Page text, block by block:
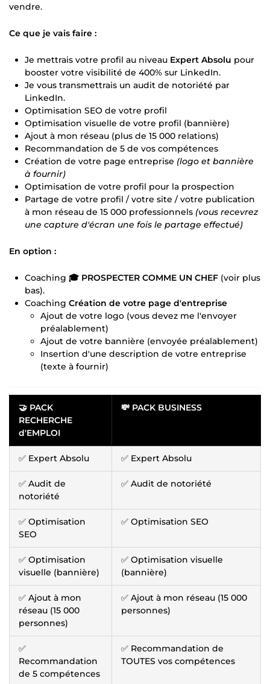
vendre.
Ce que je vais faire :
Je mettrais votre profil au niveau Expert Absolu pour
booster votre visibilité de 400% sur LinkedIn.
Je vous transmettrais un audit de notoriété par
LinkedIn.
Optimisation SEO de votre profil
Optimisation visuelle de votre profil (bannière)
Ajout à mon réseau (plus de 15 000 relations)
Recommandation de 5 de vos compétences
Création de votre page entreprise (logo et bannière
à fournir)
Optimisation de votre profil pour la prospection
Partage de votre profil / votre site / votre publication
à mon réseau de 15 000 professionnels (vous recevrez
une capture d'écran une fois le partage effectué)
En option :
Coaching 🎓 PROSPECTER COMME UN CHEF (voir plus
bas).
Coaching Création de votre page d'entreprise
Ajout de votre logo (vous devez me l'envoyer
préalablement)
Ajout de votre bannière (envoyée préalablement)
Insertion d'une description de votre entreprise
(texte à fournir)
🤝 PACK
RECHERCHE
d'EMPLOI
💸 PACK BUSINESS
✅ Expert Absolu ✅ Expert Absolu
✅ Audit de
notoriété
✅ Audit de notoriété
✅ Optimisation
SEO
✅ Optimisation SEO
✅ Optimisation
visuelle (bannière)
✅ Optimisation visuelle
(bannière)
✅ Ajout à mon
réseau (15 000
personnes)
✅ Ajout à mon réseau (15 000
personnes)
✅
Recommandation
de 5 compétences
✅ Recommandation de
TOUTES vos compétences